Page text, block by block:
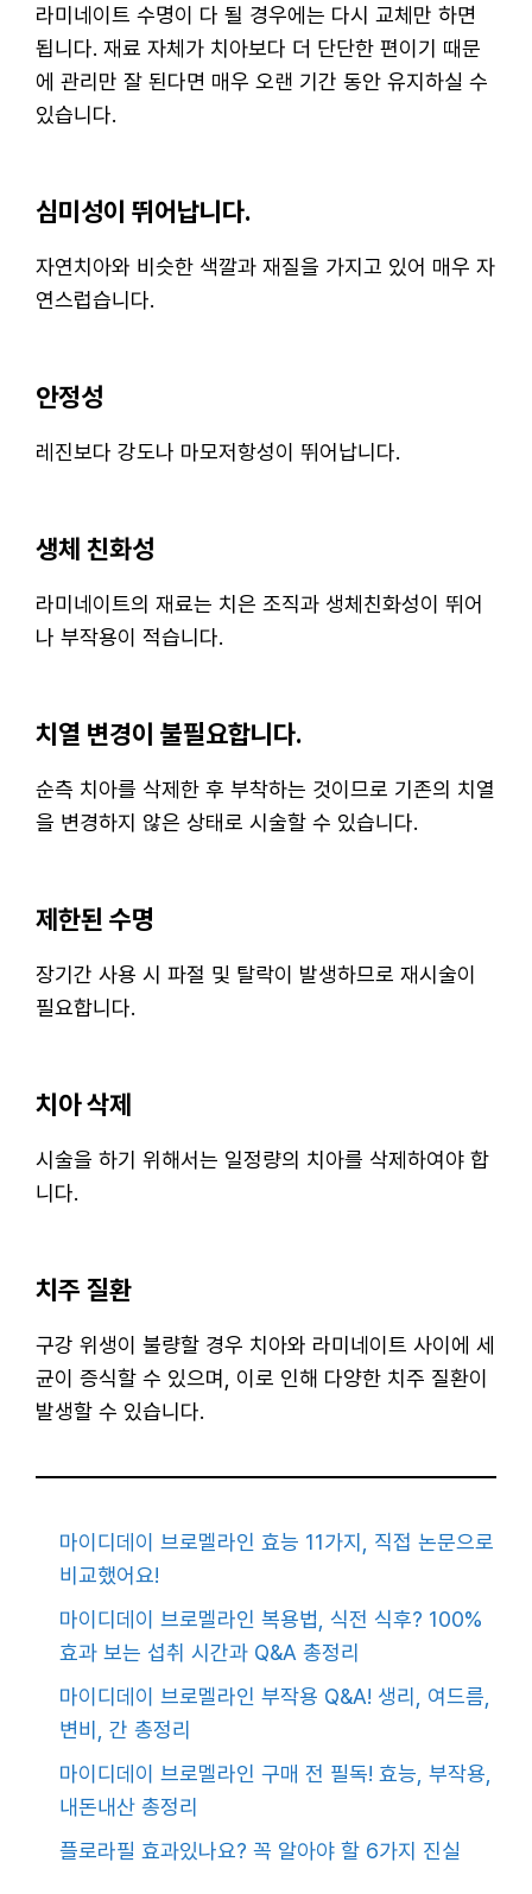
라미네이트 수명이 다 될 경우에는 다시 교체만 하면
됩니다. 재료 자체가 치아보다 더 단단한 편이기 때문
에 관리만 잘 된다면 매우 오랜 기간 동안 유지하실 수
있습니다.
심미성이 뛰어납니다.
자연치아와 비슷한 색깔과 재질을 가지고 있어 매우 자
연스럽습니다.
안정성
레진보다 강도나 마모저항성이 뛰어납니다.
생체 친화성
라미네이트의 재료는 치은 조직과 생체친화성이 뛰어
나 부작용이 적습니다.
치열 변경이 불필요합니다.
순측 치아를 삭제한 후 부착하는 것이므로 기존의 치열
을 변경하지 않은 상태로 시술할 수 있습니다.
제한된 수명
장기간 사용 시 파절 및 탈락이 발생하므로 재시술이
필요합니다.
치아 삭제
시술을 하기 위해서는 일정량의 치아를 삭제하여야 합
니다.
치주 질환
구강 위생이 불량할 경우 치아와 라미네이트 사이에 세
균이 증식할 수 있으며, 이로 인해 다양한 치주 질환이
발생할 수 있습니다.
마이디데이 브로멜라인 효능 11가지, 직접 논문으로
비교했어요!
마이디데이 브로멜라인 복용법, 식전 식후? 100%
효과 보는 섭취 시간과 Q&A 총정리
마이디데이 브로멜라인 부작용 Q&A! 생리, 여드름,
변비, 간 총정리
마이디데이 브로멜라인 구매 전 필독! 효능, 부작용,
내돈내산 총정리
플로라필 효과있나요? 꼭 알아야 할 6가지 진실